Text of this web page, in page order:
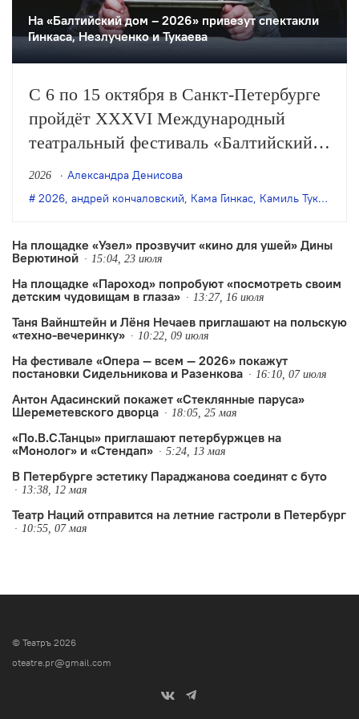
На «Балтийский дом – 2026» привезут спектакли
Гинкаса, Незлученко и Тукаева
С 6 по 15 октября в Санкт-Петербурге
пройдёт XXXVI Международный
театральный фестиваль «Балтийский
дом». В афишу вошли 8 спектаклей из
Москвы, Новосибирска, Альметьевска,
2026
Александра Денисова
2026, андрей кончаловский, Кама Гинкас, Камиль Тукаев
На площадке «Узел» прозвучит «кино для ушей» Дины
Верютиной
15:04, 23 июля
На площадке «Пароход» попробуют «посмотреть своим
детским чудовищам в глаза»
13:27, 16 июля
Таня Вайнштейн и Лёня Нечаев приглашают на польскую
«техно-вечеринку»
10:22, 09 июля
На фестивале «Опера — всем — 2026» покажут
постановки Сидельникова и Разенкова
16:10, 07 июля
Антон Адасинский покажет «Стеклянные паруса»
Шереметевского дворца
18:05, 25 мая
«По.В.С.Танцы» приглашают петербуржцев на
«Монолог» и «Стендап»
5:24, 13 мая
В Петербурге эстетику Параджанова соединят с буто
13:38, 12 мая
Театр Наций отправится на летние гастроли в Петербург
10:55, 07 мая
© Театръ 2026
oteatre.pr@gmail.com